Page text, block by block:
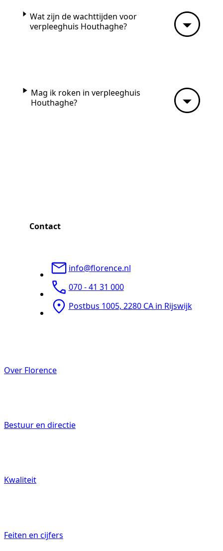
Wat zijn de wachttijden voor
verpleeghuis Houthaghe?
Mag ik roken in verpleeghuis
Houthaghe?
Contact
info@florence.nl
070 - 41 31 000
Postbus 1005, 2280 CA in Rijswijk
Over Florence
Bestuur en directie
Kwaliteit
Feiten en cijfers